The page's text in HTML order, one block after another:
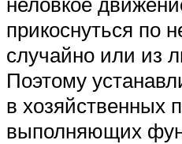
прикоснуться по
случайно или из
Поэтому
в хозяйственных
выполняющих